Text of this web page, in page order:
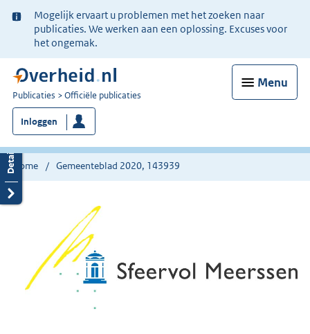
Ter
informatie:
Mogelijk ervaart u problemen met het zoeken naar
publicaties. We werken aan een oplossing. Excuses voor
het ongemak.
Menu
U
bent
nu
hier:
Publicaties Officiële publicaties
Inloggen
Home Gemeenteblad 2020, 143939